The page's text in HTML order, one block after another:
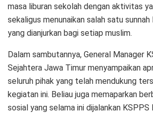
masa liburan sekolah dengan aktivitas
sekaligus menunaikan salah satu sunnah
yang dianjurkan bagi setiap muslim.
Dalam sambutannya, General Manager
Sejahtera Jawa Timur menyampaikan
seluruh pihak yang telah mendukung
kegiatan ini. Beliau juga memaparkan
sosial yang selama ini dijalankan